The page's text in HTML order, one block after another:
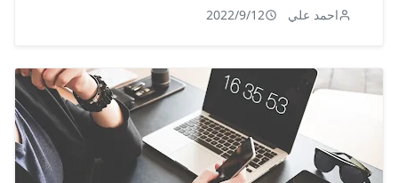
احمد علي 2022/9/12